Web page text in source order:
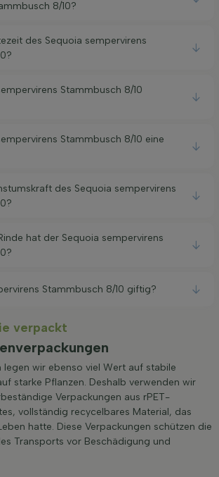
8/10?
des Sequoia sempervirens
Stammbusch 8/10
Stammbusch 8/10 eine
des Sequoia sempervirens
hat der Sequoia sempervirens
Stammbusch 8/10 giftig?
verpackt
legen wir ebenso viel Wert auf stabile
starke Pflanzen. Deshalb verwenden wir
Verpackungen aus rPET-
vollständig recycelbares Material, das
hatte. Diese Verpackungen schützen die
Transports vor Beschädigung und